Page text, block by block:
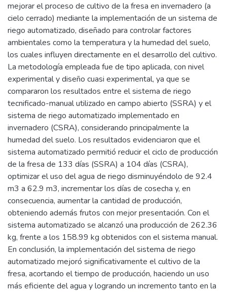
mejorar el proceso de cultivo de la fresa en invernadero (a
cielo cerrado) mediante la implementación de un sistema de
riego automatizado, diseñado para controlar factores
ambientales como la temperatura y la humedad del suelo,
los cuales influyen directamente en el desarrollo del cultivo.
La metodología empleada fue de tipo aplicada, con nivel
experimental y diseño cuasi experimental, ya que se
compararon los resultados entre el sistema de riego
tecnificado-manual utilizado en campo abierto (SSRA) y el
sistema de riego automatizado implementado en
invernadero (CSRA), considerando principalmente la
humedad del suelo. Los resultados evidenciaron que el
sistema automatizado permitió reducir el ciclo de producción
de la fresa de 133 días (SSRA) a 104 días (CSRA),
optimizar el uso del agua de riego disminuyéndolo de 92.4
m3 a 62.9 m3, incrementar los días de cosecha y, en
consecuencia, aumentar la cantidad de producción,
obteniendo además frutos con mejor presentación. Con el
sistema automatizado se alcanzó una producción de 262.36
kg, frente a los 158.99 kg obtenidos con el sistema manual.
En conclusión, la implementación del sistema de riego
automatizado mejoró significativamente el cultivo de la
fresa, acortando el tiempo de producción, haciendo un uso
más eficiente del agua y logrando un incremento tanto en la